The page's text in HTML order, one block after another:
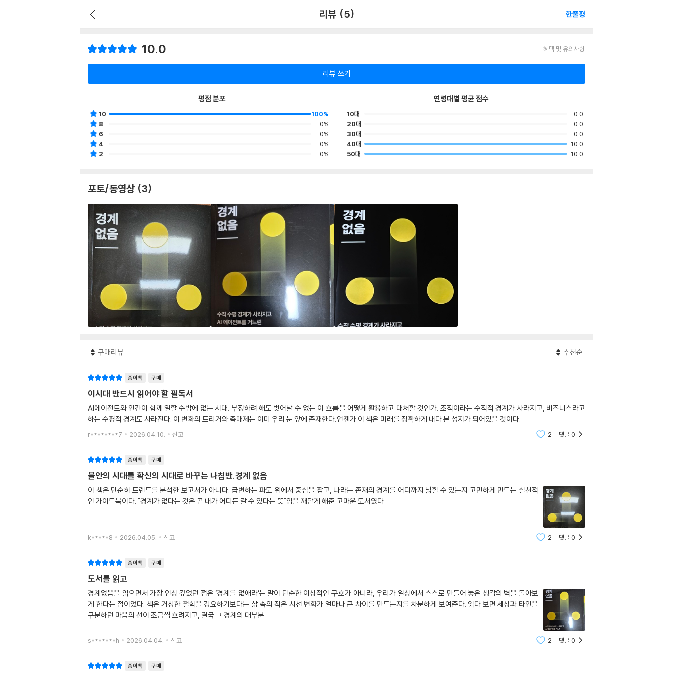
리뷰 (5) 한줄평
10.0 혜택 및 유의사항
리뷰 쓰기
평점 분포
10
100%
8
0%
6
0%
4
0%
2
0%
연령대별 평균 점수
10대
0.0
20대
0.0
30대
0.0
40대
10.0
50대
10.0
포토/동영상 (3)
구매리뷰 추천순
종이책 구매
이시대 반드시 읽어야 할 필독서
AI에이전트와 인간이 함께 일할 수밖에 없는 시대. 부정하려 해도 벗어날 수 없는 이 흐름을 어떻게 활용하고 대처할 것인가. 조직이라는 수직적 경계가 사라지고, 비즈니스라고
하는 수평적 경계도 사라진다. 이 변화의 트리거와 촉매제는 이미 우리 눈 앞에 존재한다.언젠가 이 책은 미래를 정확하게 내다 본 성지가 되어있을 것이다.
r********7 2026.04.10. 신고 2 댓글0
종이책 구매
불안의 시대를 확신의 시대로 바꾸는 나침반.경계 없음
이 책은 단순히 트렌드를 분석한 보고서가 아니다. 급변하는 파도 위에서 중심을 잡고, 나라는 존재의 경계를 어디까지 넓힐 수 있는지 고민하게 만드는 실천적
인 가이드북이다. "경계가 없다는 것은 곧 내가 어디든 갈 수 있다는 뜻"임을 깨닫게 해준 고마운 도서였다
k*****8 2026.04.05. 신고 2 댓글0
종이책 구매
도서를 읽고
경계없음을 읽으면서 가장 인상 깊었던 점은 ‘경계를 없애라’는 말이 단순한 이상적인 구호가 아니라, 우리가 일상에서 스스로 만들어 놓은 생각의 벽을 돌아보
게 한다는 점이었다. 책은 거창한 철학을 강요하기보다는 삶 속의 작은 시선 변화가 얼마나 큰 차이를 만드는지를 차분하게 보여준다. 읽다 보면 세상과 타인을
구분하던 마음의 선이 조금씩 흐려지고, 결국 그 경계의 대부분
s*******h 2026.04.04. 신고 2 댓글0
종이책 구매